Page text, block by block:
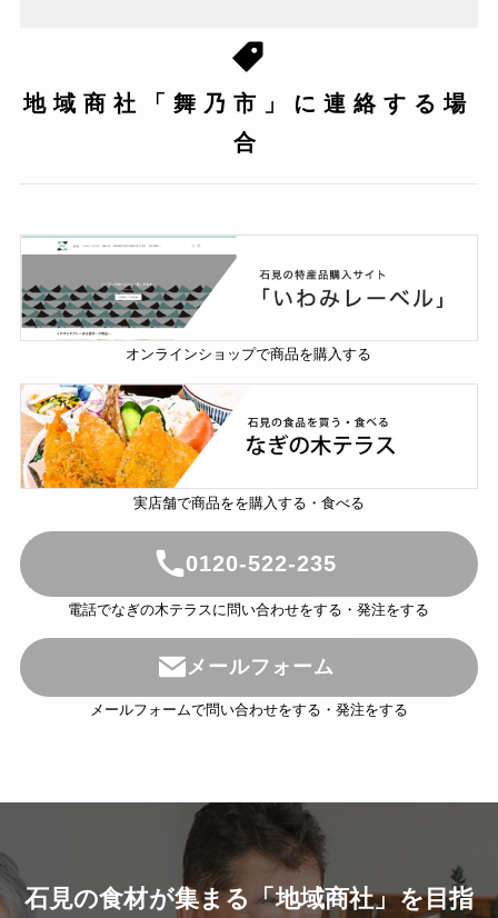
地域商社「舞乃市」に連絡する場
合
オンラインショップで商品を購入する
実店舗で商品をを購入する・食べる
0120-522-235
電話でなぎの木テラスに問い合わせをする・発注をする
メールフォーム
メールフォームで問い合わせをする・発注をする
石見の食材が集まる「地域商社」を目指